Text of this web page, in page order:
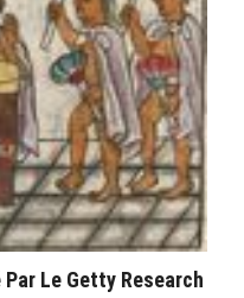
Le Getty Research